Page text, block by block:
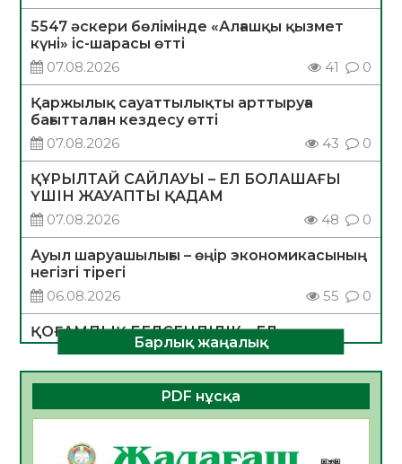
5547 әскери бөлімінде «Алғашқы қызмет
күні» іс-шарасы өтті
07.08.2026
41 0
Қаржылық сауаттылықты арттыруға
бағытталған кездесу өтті
07.08.2026
43 0
ҚҰРЫЛТАЙ САЙЛАУЫ – ЕЛ БОЛАШАҒЫ
ҮШІН ЖАУАПТЫ ҚАДАМ
07.08.2026
48 0
Ауыл шаруашылығы – өңір экономикасының
негізгі тірегі
06.08.2026
55 0
ҚОҒАМДЫҚ БЕЛСЕНДІЛІК – ЕЛ
ДАМУЫНЫҢ НЕГІЗІ
06.08.2026
53 0
ҚҰРЫЛТАЙ САЙЛАУЫ – БОЛАШАҚҚА
БАСТАР ЖАУАПТЫ ТАҢДАУ
06.08.2026
Барлық жаңалық
PDF нұсқа